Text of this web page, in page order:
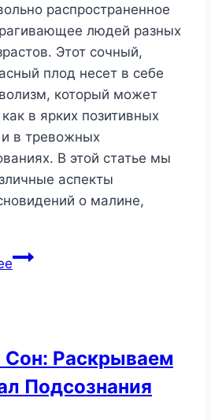
распространенное
людей разных
Этот сочный,
плод несет в себе
который может
в ярких позитивных
и в тревожных
В этой статье мы
аспекты
о малине,
Малиновый
и
Внутренней
Раскрываем
Подсознания